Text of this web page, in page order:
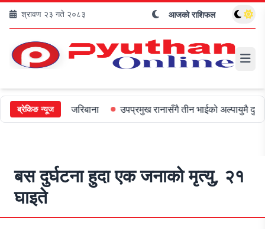
श्रावण २३ गते २०८३ आजको राशिफल
ब्रेकिङ न्यूज
५०० जरिबाना उपप्रमुख रानासँगै तीन भाईको अल्पायुमै दुखद निधन
बस दुर्घटना हुदा एक जनाको मृत्यु, २१
घाइते